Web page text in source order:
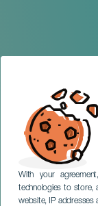
With your
technologies to store,
website, IP addresses